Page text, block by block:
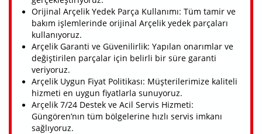
Orijinal Arçelik Yedek Parça Kullanımı: Tüm tamir ve
bakım işlemlerinde orijinal Arçelik yedek parçaları
kullanıyoruz.
Arçelik Garanti ve Güvenilirlik: Yapılan onarımlar ve
değiştirilen parçalar için belirli bir süre garanti
veriyoruz.
Arçelik Uygun Fiyat Politikası: Müşterilerimize kaliteli
hizmeti en uygun fiyatlarla sunuyoruz.
Arçelik 7/24 Destek ve Acil Servis Hizmeti:
Güngören’nın tüm bölgelerine hızlı servis imkanı
sağlıyoruz.